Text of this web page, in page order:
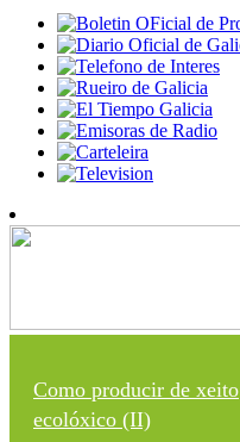
Como producir de xeito
ecolóxico (II)